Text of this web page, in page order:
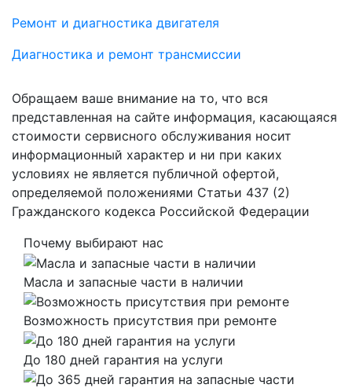
Ремонт и диагностика двигателя
Диагностика и ремонт трансмиссии
Обращаем ваше внимание на то, что вся
представленная на сайте информация, касающаяся
стоимости сервисного обслуживания носит
информационный характер и ни при каких
условиях не является публичной офертой,
определяемой положениями Статьи 437 (2)
Гражданского кодекса Российской Федерации
Почему выбирают нас
Масла и запасные части в наличии
Возможность присутствия при ремонте
До 180 дней гарантия на услуги